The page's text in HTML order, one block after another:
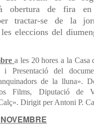
obertura de fira en
tractar-se de la
eleccions del
a les 20 hores a la Casa
i Presentació del
de la lluna».
Films, Diputació de
Dirigit per Antoni P.